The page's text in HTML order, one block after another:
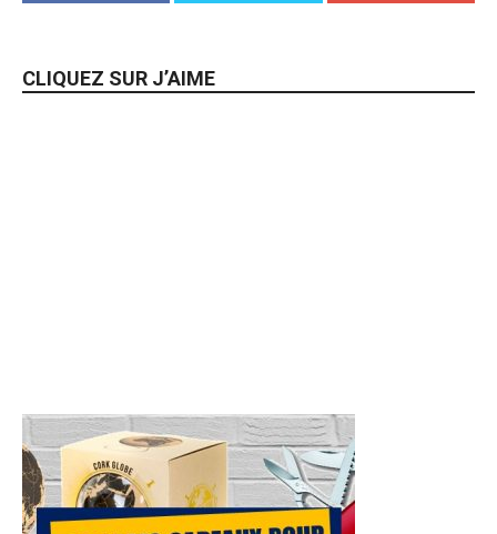
CLIQUEZ SUR J’AIME